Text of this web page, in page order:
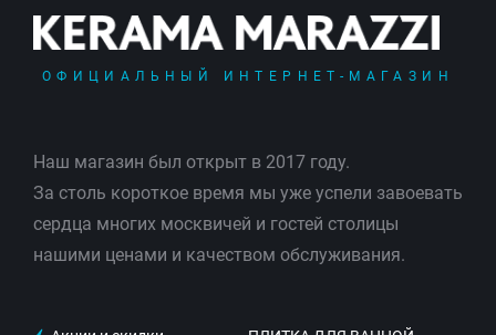
ОФИЦИАЛЬНЫЙ ИНТЕРНЕТ-МАГАЗИН
Наш магазин был открыт в 2017 году.
За столь короткое время мы уже успели завоевать
сердца многих москвичей и гостей столицы
нашими ценами и качеством обслуживания.